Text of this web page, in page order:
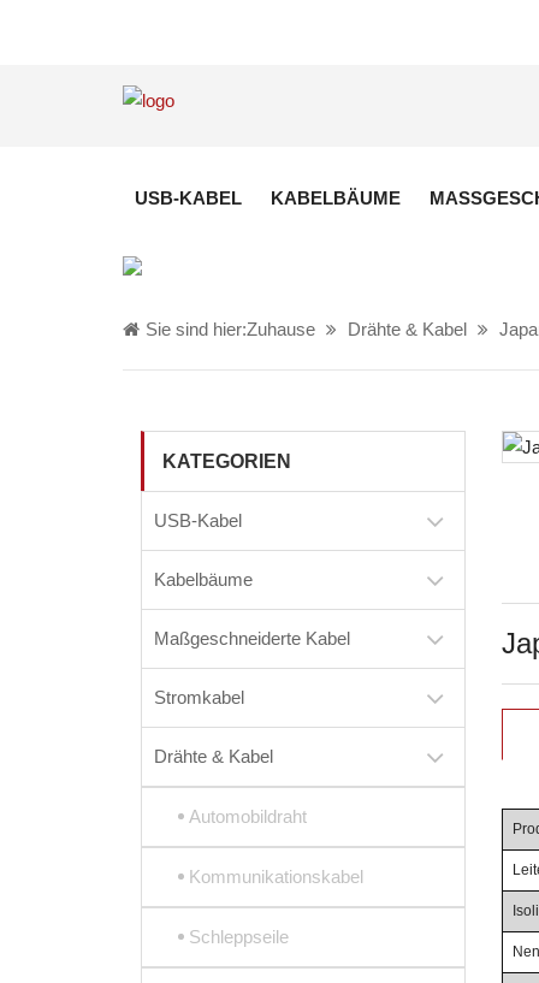
USB-KABEL KABELBÄUME
Sie sind hier:Zuhause Drähte & Kabel
KATEGORIEN
USB-Kabel
Kabelbäume
Maßgeschneiderte Kabel
Stromkabel
Drähte & Kabel
Automobildraht
Kommunikationskabel
Schleppseile